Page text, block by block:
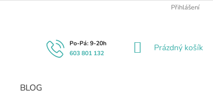
Přihlášení
603 801 132
NÁKUPNÍ
Prázdný košík
BLOG